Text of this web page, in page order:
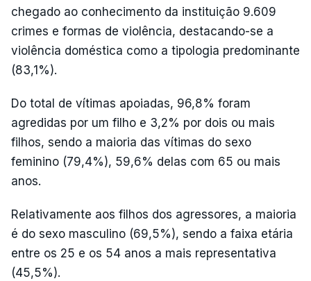
chegado ao conhecimento da instituição 9.609
crimes e formas de violência, destacando-se a
violência doméstica como a tipologia predominante
(83,1%).
Do total de vítimas apoiadas, 96,8% foram
agredidas por um filho e 3,2% por dois ou mais
filhos, sendo a maioria das vítimas do sexo
feminino (79,4%), 59,6% delas com 65 ou mais
anos.
Relativamente aos filhos dos agressores, a maioria
é do sexo masculino (69,5%), sendo a faixa etária
entre os 25 e os 54 anos a mais representativa
(45,5%).